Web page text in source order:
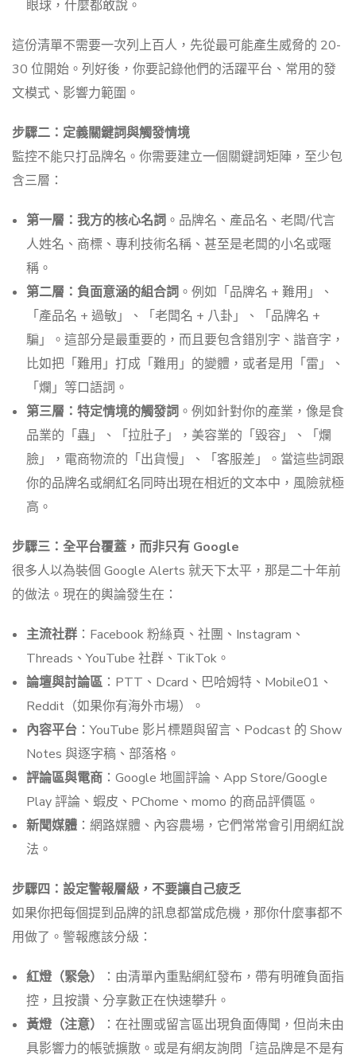
眼球，什麼都敢說。
這份清單不需要一次列上百人，先從最可能產生威脅的 20-
30 位開始。列好後，你要記錄他們的活躍平台、常用的發
文模式、影響力範圍。
步驟二：定義關鍵詞與觸發情境
監控不能只打品牌名。你需要建立一個關鍵詞矩陣，至少包
含三層：
第一層：我方的核心名詞 。品牌名、產品名、老闆/代言
人姓名、商標、專利技術名稱、甚至是老闆的小名或暱
稱。
第二層：負面意涵的組合詞 。例如「品牌名 + 難用」、
「產品名 + 過敏」、「老闆名 + 八卦」、「品牌名 +
騙」。這部分是最重要的，而且要包含錯別字、諧音字，
比如把「難用」打成「難用」的變體，或者是用「雷」、
「爛」等口語詞。
第三層：特定情境的觸發詞 。例如針對你的產業，像是食
品業的「蟲」、「拉肚子」，美容業的「毀容」、「爛
臉」，電商物流的「出貨慢」、「客服差」。當這些詞跟
你的品牌名或網紅名同時出現在相近的文本中，風險就極
高。
步驟三：全平台覆蓋，而非只有 Google
很多人以為裝個 Google Alerts 就天下太平，那是二十年前
的做法。現在的輿論發生在：
主流社群 ：Facebook 粉絲頁、社團、Instagram、
Threads、YouTube 社群、TikTok。
論壇與討論區 ：PTT、Dcard、巴哈姆特、Mobile01、
Reddit（如果你有海外市場）。
內容平台 ：YouTube 影片標題與留言、Podcast 的 Show
Notes 與逐字稿、部落格。
評論區與電商 ：Google 地圖評論、App Store/Google
Play 評論、蝦皮、PChome、momo 的商品評價區。
新聞媒體 ：網路媒體、內容農場，它們常常會引用網紅說
法。
步驟四：設定警報層級，不要讓自己疲乏
如果你把每個提到品牌的訊息都當成危機，那你什麼事都不
用做了。警報應該分級：
紅燈（緊急）
：由清單內重點網紅發布，帶有明確負面指
控，且按讚、分享數正在快速攀升。
黃燈（注意）
：在社團或留言區出現負面傳聞，但尚未由
具影響力的帳號擴散。或是有網友詢問「這品牌是不是有